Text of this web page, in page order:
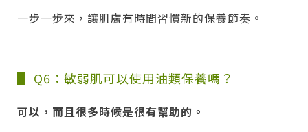
一步一步來，讓肌膚有時間習慣新的保養節奏。
▋ Q6：敏弱肌可以使用油類保養嗎？
可以，而且很多時候是很有幫助的。